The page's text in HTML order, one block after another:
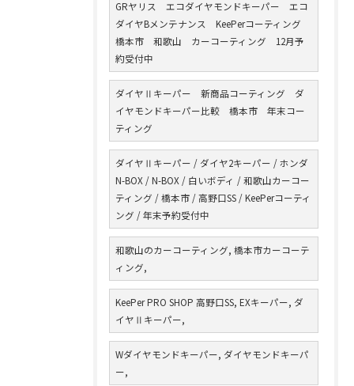
GRヤリス エコダイヤモンドキーパー エコ
ダイヤBメンテナンス KeePerコーティング
橋本市 和歌山 カーコーティング 12月予
約受付中
ダイヤⅡキーパー 新商品コーティング ダ
イヤモンドキーパー比較 橋本市 年末コー
ティング
ダイヤⅡキーパー / ダイヤ2キーパー / ホンダ
N-BOX / N-BOX / 白いボディ / 和歌山カーコー
ティング / 橋本市 / 高野口SS / KeePerコーティ
ング / 年末予約受付中
和歌山のカーコーティング, 橋本市カーコーテ
ィング,
KeePer PRO SHOP 高野口SS, EXキーパー, ダ
イヤⅡキーパー,
Wダイヤモンドキーパー, ダイヤモンドキーパ
ー,